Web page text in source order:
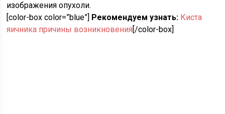
изображения опухоли.
[color-box color=”blue”] Рекомендуем узнать: Киста
яичника причины возникновения [/color-box]